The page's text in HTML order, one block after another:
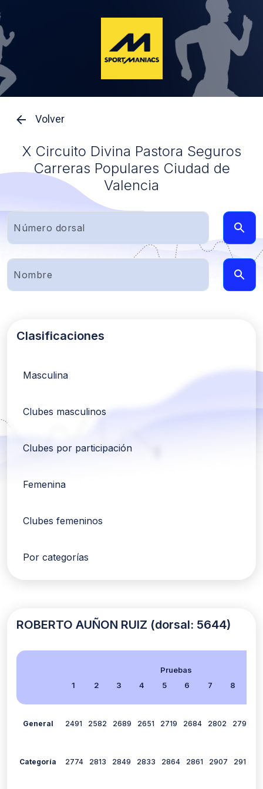
Volver
X Circuito Divina Pastora Seguros
Carreras Populares Ciudad de
Valencia
Clasificaciones
Masculina
Clubes masculinos
Clubes por participación
Femenina
Clubes femeninos
Por categorías
ROBERTO AUÑON RUIZ (dorsal: 5644)
Pruebas
1
2 3 4 5 6 7 8
General 2491 2582 2689 2651 2719 2684 2802 2793
Categoría 2774 2813 2849 2833 2864 2861 2907 2912